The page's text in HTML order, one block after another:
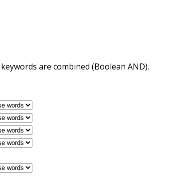
are combined (Boolean AND).